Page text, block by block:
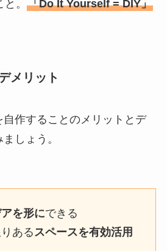
。
「Do It Yourself = DIY」
メリット
作することのメリットとデ
しょう。
を形にできる
ある スペースを有効活用